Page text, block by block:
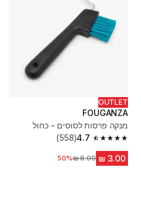
OUTLET
FOUGANZA
מנקה פרסות לסוסים - כחול
4.7
4.7 out of 5 stars from 558 reviews
(558)
מחיר לפני הנחה‏6.00 ₪
50%